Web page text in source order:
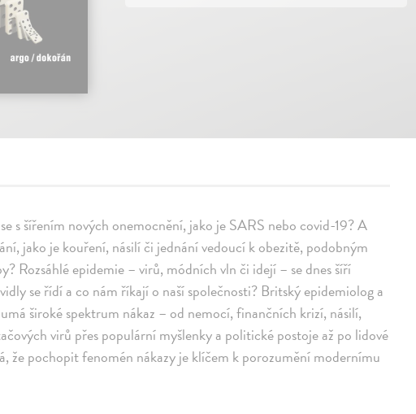
s šířením nových onemocnění, jako je SARS nebo covid-19? A
jako je kouření, násilí či jednání vedoucí k obezitě, podobným
Rozsáhlé epidemie – virů, módních vln či idejí – se dnes šíří
se řídí a co nám říkají o naší společnosti? Britský epidemiolog a
široké spektrum nákaz – od nemocí, finančních krizí, násilí,
virů přes populární myšlenky a politické postoje až po lidové
že pochopit fenomén nákazy je klíčem k porozumění modernímu